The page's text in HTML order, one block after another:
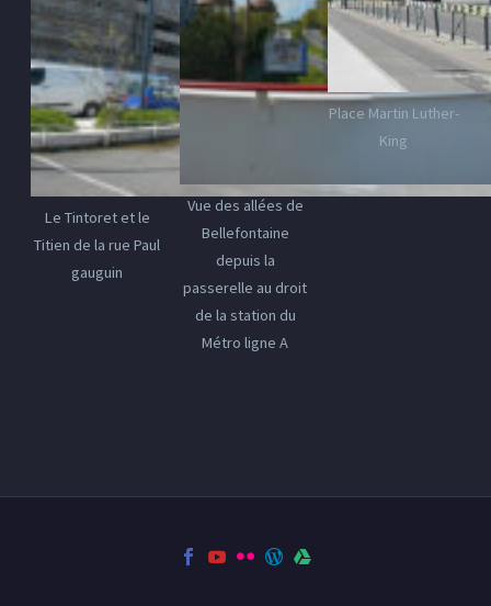
Le Tintoret et le
Titien de la rue Paul
gauguin
Vue des allées de
Bellefontaine
depuis la
passerelle au droit
de la station du
Métro ligne A
Place Martin Luther-
King